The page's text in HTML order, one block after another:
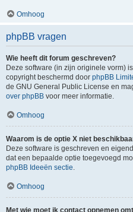
Omhoog
phpBB vragen
Wie heeft dit forum geschreven?
Deze software (in zijn originele vorm)
copyright beschermd door phpBB
de GNU General Public License en
over phpBB voor meer informatie.
Omhoog
Waarom is de optie X niet
Deze software is geschreven en
dat een bepaalde optie toegevoegd
phpBB Ideeën sectie
Omhoog
Met wie moet ik contact opnemen